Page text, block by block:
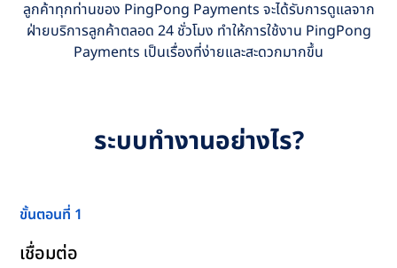
ลูกค้าทุกท่านของ PingPong Payments จะได้รับการดูแลจาก
ฝ่ายบริการลูกค้าตลอด 24 ชั่วโมง ทำให้การใช้งาน PingPong
Payments เป็นเรื่องที่ง่ายและสะดวกมากขึ้น
ระบบทำงานอย่างไร?
ขั้นตอนที่ 1
เชื่อมต่อ